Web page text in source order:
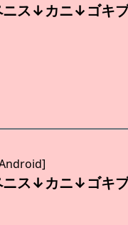
ニス↓カニ↓ゴ
ニス↓カニ↓ゴ